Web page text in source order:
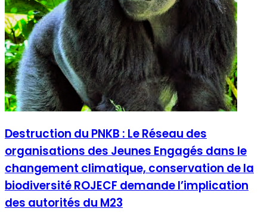
Destruction du PNKB : Le Réseau des
organisations des Jeunes Engagés dans le
changement climatique, conservation de la
biodiversité ROJECF demande l’implication
des autorités du M23